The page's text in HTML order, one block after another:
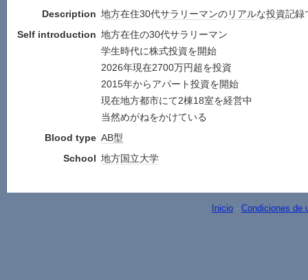
Description 地方在住30代サラリーマンのリアルな投資記録
Self introduction 地方在住の30代サラリーマン
学生時代に株式投資を開始
2026年現在2700万円超を投資
2015年からアパート投資を開始
現在地方都市にて2棟18室を経営中
当然めがねをかけている
Blood type AB型
School 地方国立大学
Inicio - Condiciones de